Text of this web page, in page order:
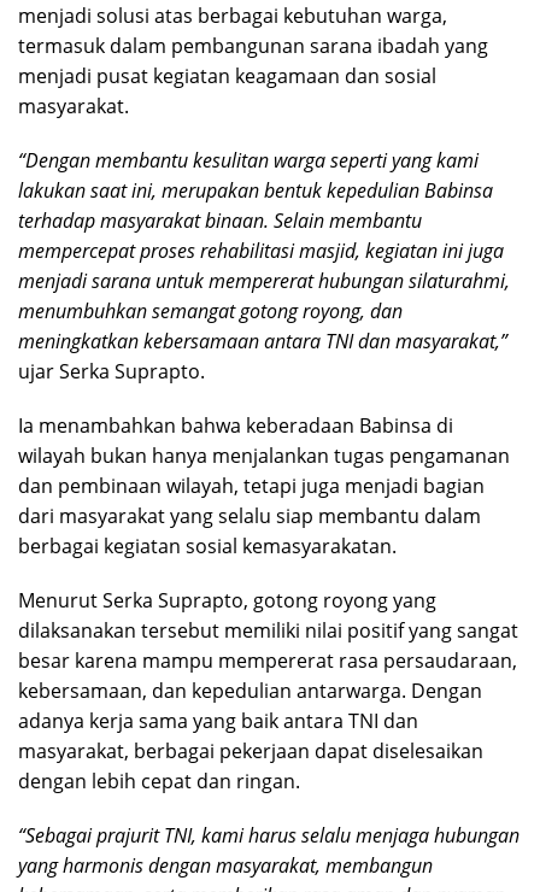
menjadi solusi atas berbagai kebutuhan warga,
termasuk dalam pembangunan sarana ibadah yang
menjadi pusat kegiatan keagamaan dan sosial
masyarakat.
“Dengan membantu kesulitan warga seperti yang kami
lakukan saat ini, merupakan bentuk kepedulian Babinsa
terhadap masyarakat binaan. Selain membantu
mempercepat proses rehabilitasi masjid, kegiatan ini juga
menjadi sarana untuk mempererat hubungan silaturahmi,
menumbuhkan semangat gotong royong, dan
meningkatkan kebersamaan antara TNI dan masyarakat,”
ujar Serka Suprapto.
Ia menambahkan bahwa keberadaan Babinsa di
wilayah bukan hanya menjalankan tugas pengamanan
dan pembinaan wilayah, tetapi juga menjadi bagian
dari masyarakat yang selalu siap membantu dalam
berbagai kegiatan sosial kemasyarakatan.
Menurut Serka Suprapto, gotong royong yang
dilaksanakan tersebut memiliki nilai positif yang sangat
besar karena mampu mempererat rasa persaudaraan,
kebersamaan, dan kepedulian antarwarga. Dengan
adanya kerja sama yang baik antara TNI dan
masyarakat, berbagai pekerjaan dapat diselesaikan
dengan lebih cepat dan ringan.
“Sebagai prajurit TNI, kami harus selalu menjaga hubungan
yang harmonis dengan masyarakat, membangun